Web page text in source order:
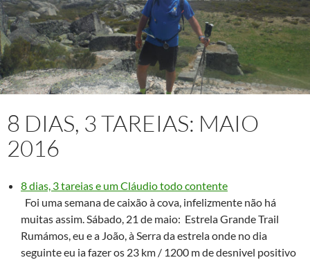
8 DIAS, 3 TAREIAS: MAIO
2016
8 dias, 3 tareias e um Cláudio todo contente
Foi uma semana de caixão à cova, infelizmente não há
muitas assim. Sábado, 21 de maio: Estrela Grande Trail
Rumámos, eu e a João, à Serra da estrela onde no dia
seguinte eu ia fazer os 23 km / 1200 m de desnivel positivo